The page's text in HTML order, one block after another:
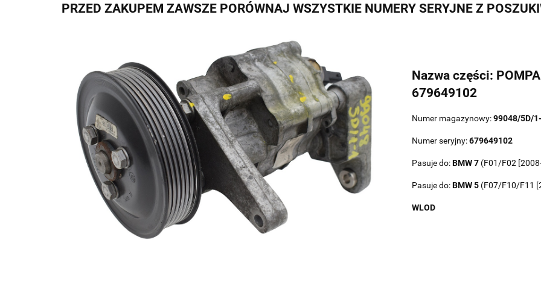
PRZED ZAKUPEM ZAWSZE PORÓWNAJ WSZYSTKIE NUMERY SERYJNE Z
Nazwa części:
679649102
Numer magazynowy:99048/5D/
Numer seryjny:679649102
Pasuje do:BMW7 (F01/F02
Pasuje do:BMW5 (F07/F10/F11
WLOD